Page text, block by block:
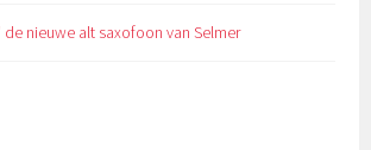
de nieuwe alt saxofoon van Selmer